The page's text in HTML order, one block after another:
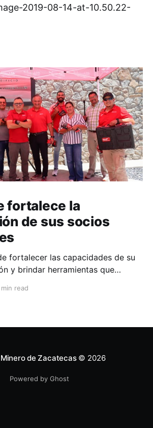
fortalece la
de sus socios
fortalecer las capacidades de su
y brindar herramientas que
llevó a cabo una capacitación
read
de Zacatecas© 2026
Powered by Ghost